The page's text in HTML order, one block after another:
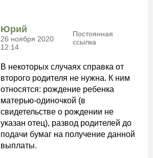
Юрий
26 ноября 2020
12:14
Постоянная
ссылка
В некоторых случаях справка от
второго родителя не нужна. К ним
относятся: рождение ребенка
матерью-одиночкой (в
свидетельстве о рождении не
указан отец), развод родителей до
подачи бумаг на получение данной
выплаты.